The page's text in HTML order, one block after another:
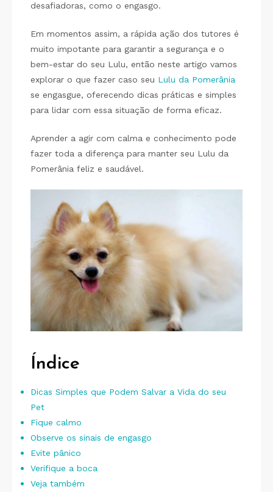
desafiadoras, como o engasgo.
Em momentos assim, a rápida ação dos tutores é
muito impotante para garantir a segurança e o
bem-estar do seu Lulu, então neste artigo vamos
explorar o que fazer caso seu Lulu da Pomerânia
se engasgue, oferecendo dicas práticas e simples
para lidar com essa situação de forma eficaz.
Aprender a agir com calma e conhecimento pode
fazer toda a diferença para manter seu Lulu da
Pomerânia feliz e saudável.
Índice
Dicas Simples que Podem Salvar a Vida do seu
Pet
Fique calmo
Observe os sinais de engasgo
Evite pânico
Verifique a boca
Veja também